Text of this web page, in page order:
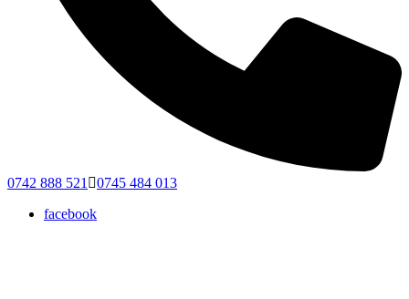
0742 888 521
0745 484 013
facebook